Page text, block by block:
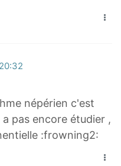
népérien c'est
pas encore étudier ,
:frowning2: